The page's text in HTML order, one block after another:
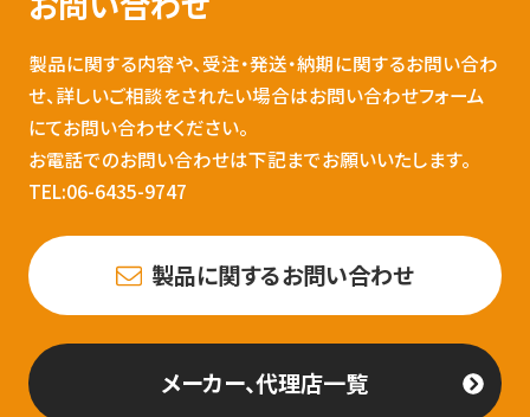
製品に関する内容や、受注・発送・納期に関するお問い合わ
せ、詳しいご相談をされたい場合はお問い合わせフォーム
にてお問い合わせください。
お電話でのお問い合わせは下記までお願いいたします。
TEL:06-6435-9747
製品に関するお問い合わせ
メーカー、代理店一覧